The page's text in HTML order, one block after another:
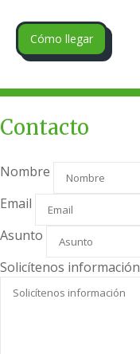
Cómo llegar
Contacto
Nombre
Email
Asunto
Solicítenos información